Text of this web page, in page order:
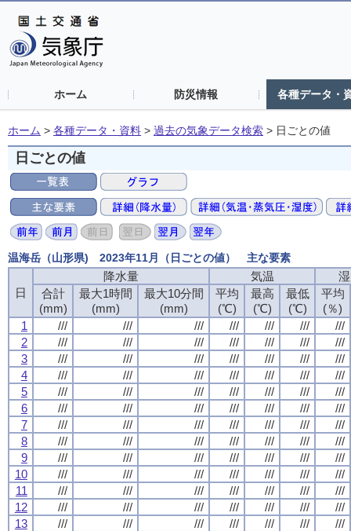
ホーム 防災情報 各種データ・
ホーム > 各種データ・資料 > 過去の気象データ検索 > 日ごとの値
日ごとの値
温海岳（山形県) 2023年11月（日ごとの値） 主な要素
日
降水量 気温
合計
(mm)
最大1時間
(mm)
最大10分間
(mm)
平均
(℃)
最高
(℃)
最低
(℃)
平均
(％)
1
/// /// /// /// /// ///
///
2
/// /// /// /// /// ///
///
3
/// /// /// /// /// ///
///
4
/// /// /// /// /// ///
///
5
/// /// /// /// /// ///
///
6
/// /// /// /// /// ///
///
7
/// /// /// /// /// ///
///
8
/// /// /// /// /// ///
///
9
/// /// /// /// /// ///
///
10
/// /// /// /// /// ///
///
11
/// /// /// /// /// ///
///
12
/// /// /// /// /// ///
///
13
/// /// /// /// /// ///
///